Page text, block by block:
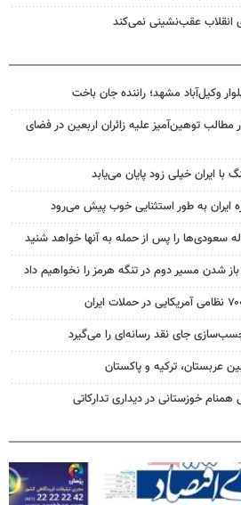
انقلاب عقب‌نشینی نمی‌کند
وکیل‌آباد مشهد؛ راننده جان باخت
توهین‌آمیز علیه زائران اربعین در فضای
ایران خیلی زود پایان می‌یابد
ایران به طور استثنایی خوب پیش می‌رود
سعودی‌ها را پس از حمله به آنها خواهد شنید
شدن مسیر دوم در تنگه هرمز را نخواهیم داد
جای نقد رسانه‌ای را می‌گیرد
عربستان، ترکیه و پاکستان
همنام خوزستانی در دیداری تدارکاتی